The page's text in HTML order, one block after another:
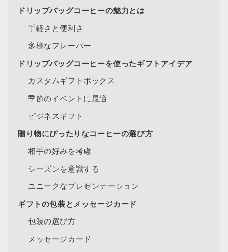
ドリップバッグコーヒーの魅力とは
手軽さと便利さ
多様なフレーバー
ドリップバッグコーヒーを使ったギフトアイデア
カスタムギフトボックス
季節のイベントに最適
ビジネスギフト
贈り物にぴったりなコーヒーの選び方
相手の好みを考慮
シーズンを意識する
ユニークなプレゼンテーション
ギフトの包装とメッセージカード
包装の選び方
メッセージカード